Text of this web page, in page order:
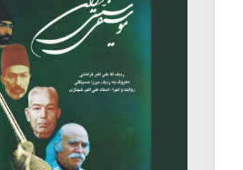
میکلوش روژا